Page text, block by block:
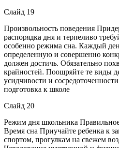
Слайд 19
Произвольность поведения
распорядка дня и терпеливо
особенно режима сна. Каждый
определенную и совершенно
должен достичь. Обязательно
крайностей. Поощряйте те виды
усидчивости и
подготовка к школе
Слайд 20
Режим дня школьника
Время сна Приучайте ребенка к
спортом, прогулкам на свежем